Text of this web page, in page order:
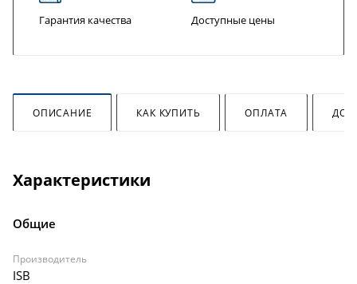
Гарантия качества Доступные цены
ОПИСАНИЕ КАК КУПИТЬ ОПЛАТА
Характеристики
Общие
Производитель
ISB